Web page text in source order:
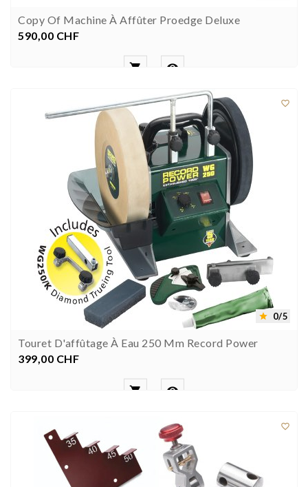
Copy Of Machine À Affûter Proedge Deluxe
Prezzo
590,00 CHF
 

 0/5
Touret D'affûtage À Eau 250 Mm Record Power
Prezzo
399,00 CHF
 
